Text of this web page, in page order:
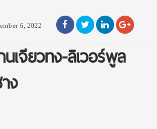
6, 2022
เจียวทง-ลิเวอร์พูล
ง